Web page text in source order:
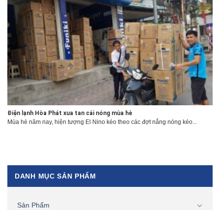
Điện lạnh Hòa Phát xua tan cái nóng mùa hè
Mùa hè năm nay, hiện tượng El Nino kéo theo các đợt nắng nóng kéo...
DANH MỤC SẢN PHẨM
Sản Phẩm